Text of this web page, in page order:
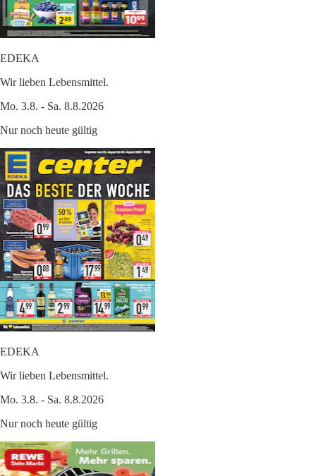
EDEKA
Wir lieben Lebensmittel.
Mo. 3.8. - Sa. 8.8.2026
Nur noch heute gültig
EDEKA
Wir lieben Lebensmittel.
Mo. 3.8. - Sa. 8.8.2026
Nur noch heute gültig